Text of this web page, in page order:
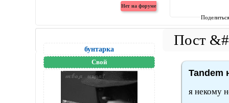
бунтарка
Свой
Tandem
я некому